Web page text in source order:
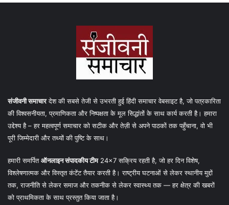
संजीवनी समाचारदेश की सबसे तेजी से उभरती हुई हिंदी समाचार वेबसाइट है, जो पत्रकारिता
की विश्वसनीयता, प्रमाणिकता और निष्पक्षता के मूल सिद्धांतों के साथ कार्य करती है। हमारा
उद्देश्य है – हर महत्वपूर्ण समाचार को सटीक और तेज़ी से अपने पाठकों तक पहुँचाना, वो भी
पूरी जिम्मेदारी और तथ्यों की पुष्टि के साथ।
हमारी समर्पितऑनलाइन संपादकीय टीम24×7 सक्रिय रहती है, जो हर दिन विशेष,
विश्लेषणात्मक और विस्तृत कंटेंट तैयार करती है। राष्ट्रीय घटनाओं से लेकर स्थानीय मुद्दों
तक, राजनीति से लेकर समाज और तकनीक से लेकर स्वास्थ्य तक — हर क्षेत्र की खबरों
को प्राथमिकता के साथ प्रस्तुत किया जाता है।